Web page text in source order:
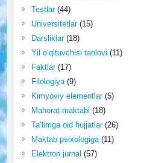
Testlar(44)
Universitetlar(15)
Darsliklar(18)
Yil o‘qituvchisi tanlovi (11)
Faktlar(17)
Filologiya(9)
Kimyoviy elementlar(5)
Mahorat maktabi (18)
Ta’limga oid hujjatlar(26)
Maktab psixologiga(11)
Elektron jurnal (57)